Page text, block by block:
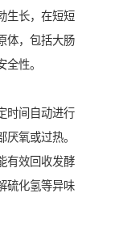
生长，在短短
体，包括大肠
性。
时间自动进行
氧或过热。
有效回收发酵
硫化氢等异味